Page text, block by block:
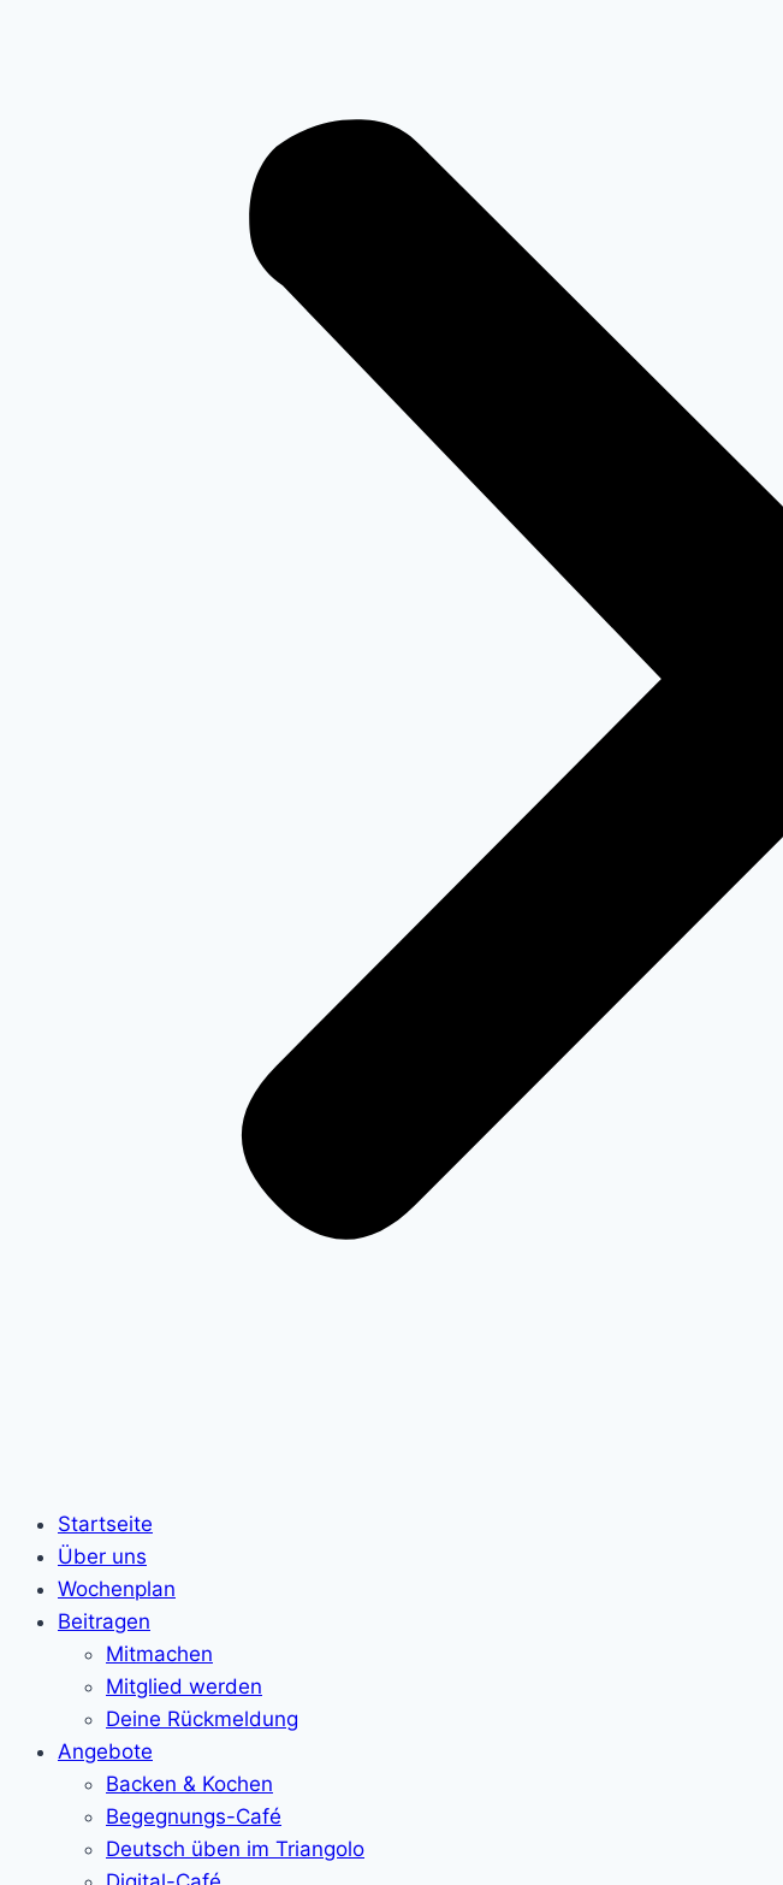
Startseite
Über uns
Wochenplan
Beitragen
Mitmachen
Mitglied werden
Deine Rückmeldung
Angebote
Backen & Kochen
Begegnungs-Café
Deutsch üben im Triangolo